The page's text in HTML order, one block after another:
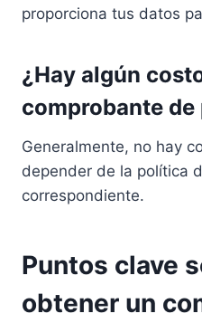
proporciona tus datos
¿Hay algún
comprobante de
Generalmente, no hay
depender de la política
correspondiente.
Puntos clave
obtener un